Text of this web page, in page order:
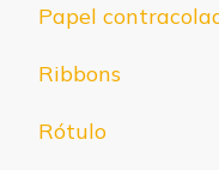
Papel
Ribbons
Rótulo